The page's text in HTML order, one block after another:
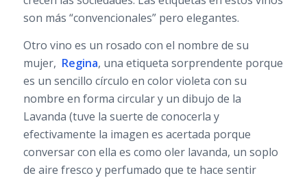
son más “convencionales” pero elegantes.
Otro vino es un rosado con el nombre de su
mujer, Regina, una etiqueta sorprendente porque
es un sencillo círculo en color violeta con su
nombre en forma circular y un dibujo de la
Lavanda (tuve la suerte de conocerla y
efectivamente la imagen es acertada porque
conversar con ella es como oler lavanda, un soplo
de aire fresco y perfumado que te hace sentir